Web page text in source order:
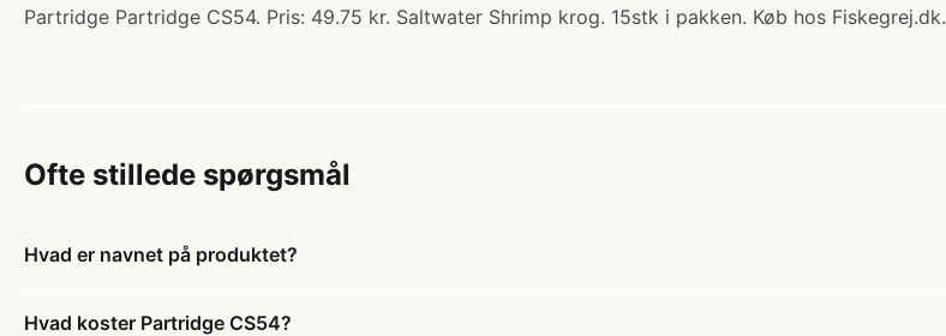
Partridge Partridge CS54. Pris: 49.75 kr. Saltwater Shrimp krog. 15stk i pakken. Køb hos Fiskegrej.dk.
Ofte stillede spørgsmål
Hvad er navnet på produktet?
Hvad koster Partridge CS54?